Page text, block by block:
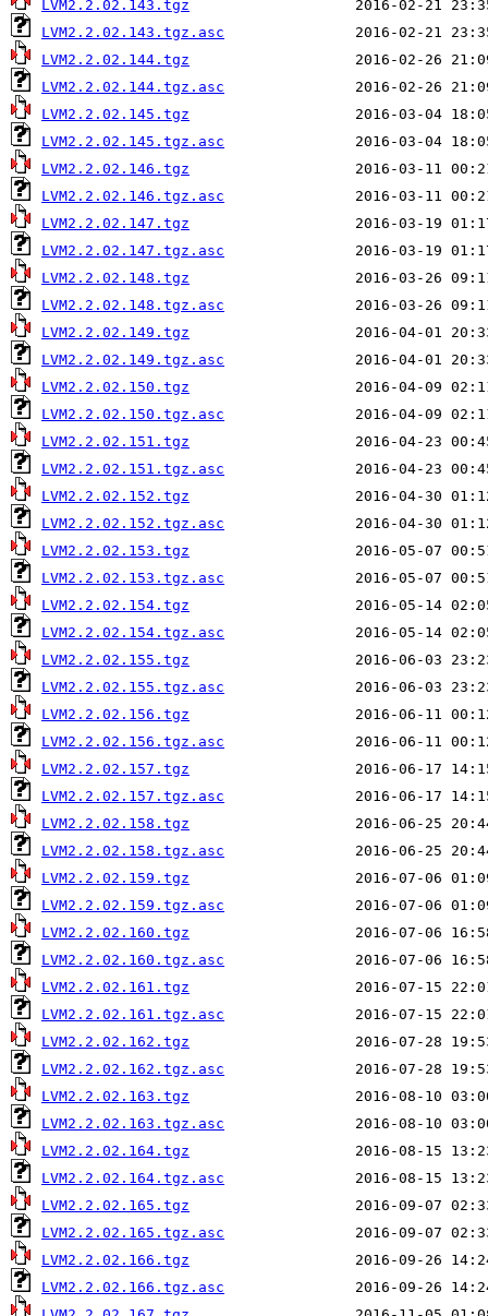
LVM2.2.02.143.tgz
LVM2.2.02.143.tgz.asc
LVM2.2.02.144.tgz
LVM2.2.02.144.tgz.asc
LVM2.2.02.145.tgz
LVM2.2.02.145.tgz.asc
LVM2.2.02.146.tgz
LVM2.2.02.146.tgz.asc
LVM2.2.02.147.tgz
LVM2.2.02.147.tgz.asc
LVM2.2.02.148.tgz
LVM2.2.02.148.tgz.asc
LVM2.2.02.149.tgz
LVM2.2.02.149.tgz.asc
LVM2.2.02.150.tgz
LVM2.2.02.150.tgz.asc
LVM2.2.02.151.tgz
LVM2.2.02.151.tgz.asc
LVM2.2.02.152.tgz
LVM2.2.02.152.tgz.asc
LVM2.2.02.153.tgz
LVM2.2.02.153.tgz.asc
LVM2.2.02.154.tgz
LVM2.2.02.154.tgz.asc
LVM2.2.02.155.tgz
LVM2.2.02.155.tgz.asc
LVM2.2.02.156.tgz
LVM2.2.02.156.tgz.asc
LVM2.2.02.157.tgz
LVM2.2.02.157.tgz.asc
LVM2.2.02.158.tgz
LVM2.2.02.158.tgz.asc
LVM2.2.02.159.tgz
LVM2.2.02.159.tgz.asc
LVM2.2.02.160.tgz
LVM2.2.02.160.tgz.asc
LVM2.2.02.161.tgz
LVM2.2.02.161.tgz.asc
LVM2.2.02.162.tgz
LVM2.2.02.162.tgz.asc
LVM2.2.02.163.tgz
LVM2.2.02.163.tgz.asc
LVM2.2.02.164.tgz
LVM2.2.02.164.tgz.asc
LVM2.2.02.165.tgz
LVM2.2.02.165.tgz.asc
LVM2.2.02.166.tgz
LVM2.2.02.166.tgz.asc